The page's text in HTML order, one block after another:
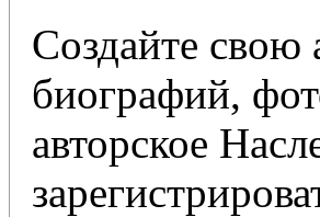
Создайте свою
биографий,
авторское